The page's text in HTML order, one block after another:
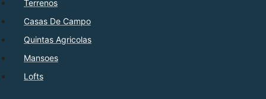
Terrenos
Casas De Campo
Quintas Agricolas
Mansoes
Lofts